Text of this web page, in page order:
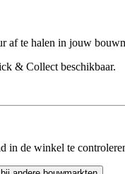
af te halen in jouw
& Collect beschikbaar.
in de winkel te